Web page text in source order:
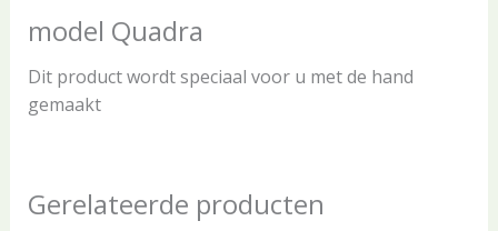
model Quadra
Dit product wordt speciaal voor u met de hand
gemaakt
Gerelateerde producten